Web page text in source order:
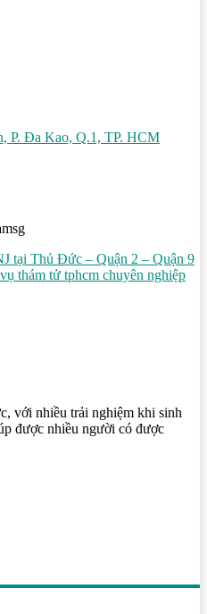
P. Đa Kao, Q.1, TP. HCM
tại Thủ Đức – Quận 2 – Quận 9
thám tử tphcm chuyên nghiệp
với nhiều trải nghiệm khi sinh
được nhiều người có được